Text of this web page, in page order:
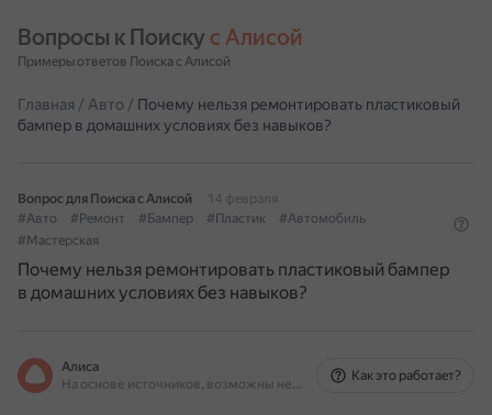
Вопросы к Поиску с Алисой
Примеры ответов Поиска с Алисой
Главная / Авто / Почему нельзя ремонтировать пластиковый
бампер в домашних условиях без навыков?
Вопрос для Поиска с Алисой
14 февраля
#Авто
#Ремонт #Бампер #Пластик
#Автомобиль
#Мастерская
Почему нельзя ремонтировать пластиковый бампер
в домашних условиях без навыков?
Алиса
На основе источников, возможны неточности
Как это работает?